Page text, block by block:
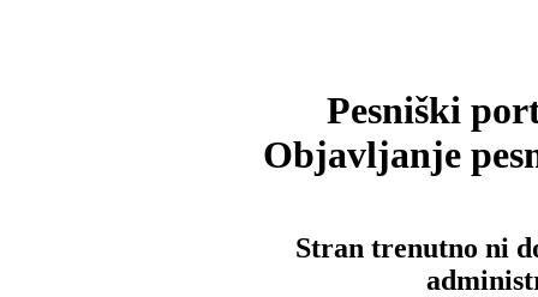
Pesniški
Objavljanje
Stran trenutno ni